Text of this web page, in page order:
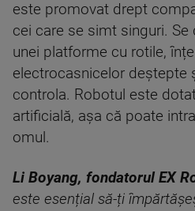
este promovat drept
cei care se simt singuri. Se
unei platforme cu rotile,
electrocasnicelor deștepte
controla. Robotul este
artificială, așa că poate
omul.
Li Boyang, fondatorul EX
este esențial să-ți